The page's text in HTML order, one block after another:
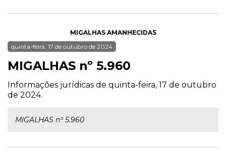
MIGALHAS AMANHECIDAS
quinta-feira, 17 de outubro de 2024
MIGALHAS nº 5.960
Informações jurídicas de quinta-feira, 17 de outubro
de 2024.
MIGALHAS nº 5.960